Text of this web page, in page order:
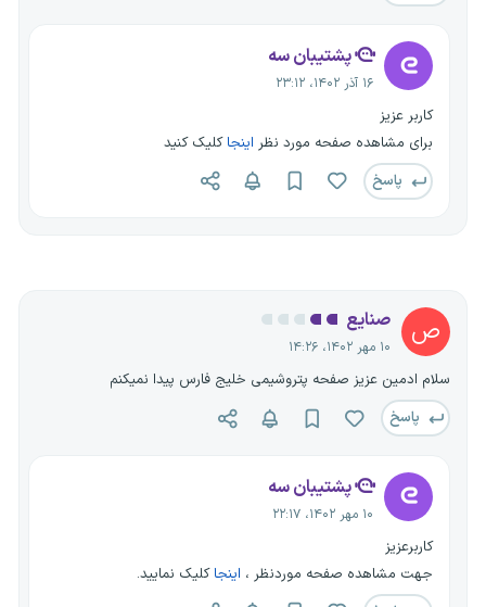
پشتیبان سه
۱۶ آذر ۱۴۰۲، ۲۳:۱۲
کاربر عزیز
برای مشاهده صفحه مورد نظر اینجاکلیک کنید
پاسخ
ص صنایع
۱۰ مهر ۱۴۰۲، ۱۴:۲۶
سلام ادمین عزیز صفحه پتروشیمی خلیج فارس پیدا نمیکنم
پاسخ
پشتیبان سه
۱۰ مهر ۱۴۰۲، ۲۲:۱۷
کاربرعزیز
جهت مشاهده صفحه موردنظر ، اینجاکلیک نمایید.